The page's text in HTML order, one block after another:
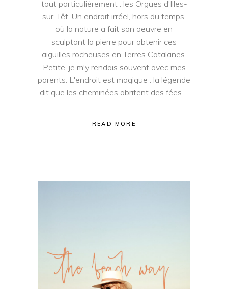
tout particulièrement : les Orgues d'Illes-
sur-Têt. Un endroit irréel, hors du temps,
où la nature a fait son oeuvre en
sculptant la pierre pour obtenir ces
aiguilles rocheuses en Terres Catalanes.
Petite, je m'y rendais souvent avec mes
parents. L'endroit est magique : la légende
dit que les cheminées abritent des fées
READ MORE